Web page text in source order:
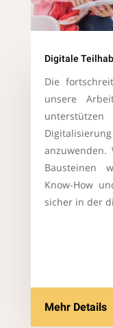
Digitale
Die
unsere
Bausteinen
Know-How
sicher in der
Mehr Details